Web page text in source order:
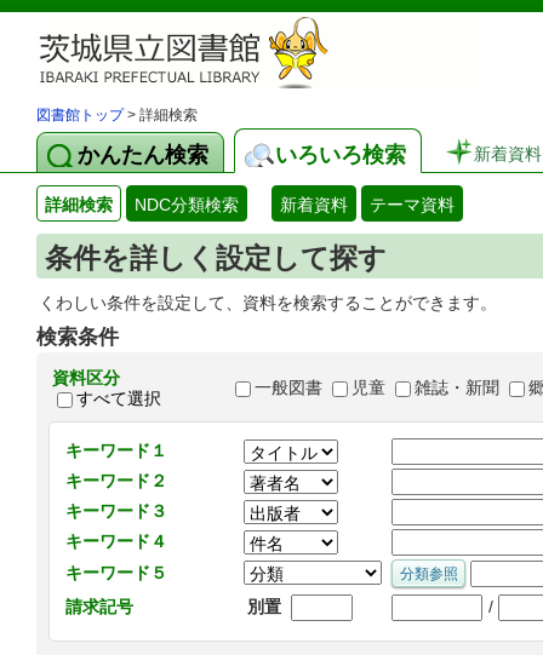
図書館トップ> 詳細検索
かんたん検索 いろいろ検索 新着資料
詳細検索 NDC分類検索 新着資料 テーマ資料
条件を詳しく設定して探す
くわしい条件を設定して、資料を検索することができます。
検索条件
資料区分
すべて選択
一般図書 児童 雑誌・新聞
キーワード１
キーワード２
キーワード３
キーワード４
キーワード５
請求記号
別置 /